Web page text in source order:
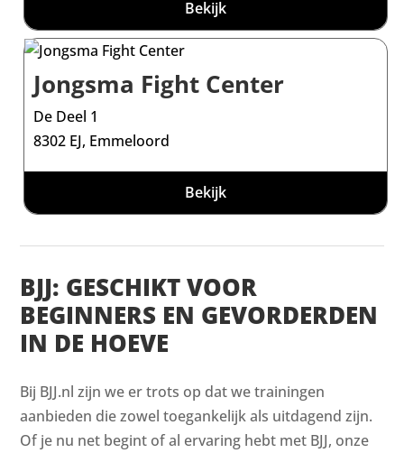
Bekijk
Jongsma Fight Center
De Deel 1
8302 EJ, Emmeloord
Bekijk
BJJ: GESCHIKT VOOR
BEGINNERS EN GEVORDERDEN
IN DE HOEVE
Bij BJJ.nl zijn we er trots op dat we trainingen
aanbieden die zowel toegankelijk als uitdagend zijn.
Of je nu net begint of al ervaring hebt met BJJ, onze